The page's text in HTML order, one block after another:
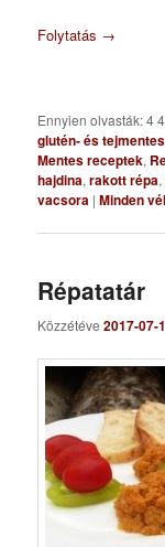
Folytatás →
Ennyien olvasták: 4
glutén- és
Mentes receptek,
hajdina,rakott répa,
vacsora |Minden
Répatatár
Közzétéve2017-07-